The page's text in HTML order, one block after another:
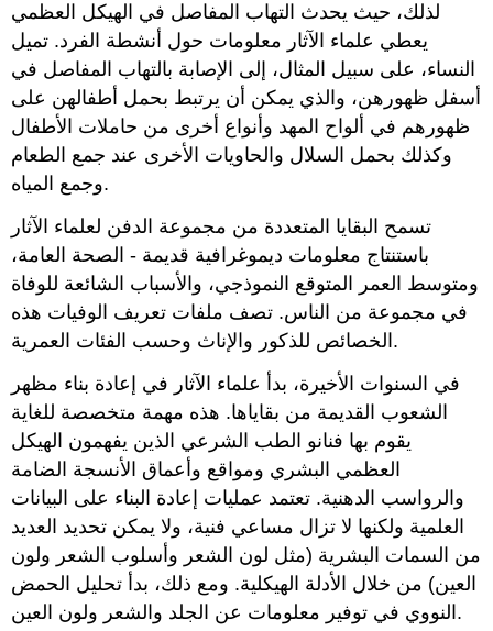
لذلك، حيث يحدث التهاب المفاصل في الهيكل العظمي
يعطي علماء الآثار معلومات حول أنشطة الفرد. تميل
النساء، على سبيل المثال، إلى الإصابة بالتهاب المفاصل في
أسفل ظهورهن، والذي يمكن أن يرتبط بحمل أطفالهن على
ظهورهم في ألواح المهد وأنواع أخرى من حاملات الأطفال
وكذلك بحمل السلال والحاويات الأخرى عند جمع الطعام
وجمع المياه.
تسمح البقايا المتعددة من مجموعة الدفن لعلماء الآثار
باستنتاج معلومات ديموغرافية قديمة - الصحة العامة،
ومتوسط العمر المتوقع النموذجي، والأسباب الشائعة للوفاة
في مجموعة من الناس. تصف ملفات تعريف الوفيات هذه
الخصائص للذكور والإناث وحسب الفئات العمرية.
في السنوات الأخيرة، بدأ علماء الآثار في إعادة بناء مظهر
الشعوب القديمة من بقاياها. هذه مهمة متخصصة للغاية
يقوم بها فنانو الطب الشرعي الذين يفهمون الهيكل
العظمي البشري ومواقع وأعماق الأنسجة الضامة
والرواسب الدهنية. تعتمد عمليات إعادة البناء على البيانات
العلمية ولكنها لا تزال مساعي فنية، ولا يمكن تحديد العديد
من السمات البشرية (مثل لون الشعر وأسلوب الشعر ولون
العين) من خلال الأدلة الهيكلية. ومع ذلك، بدأ تحليل الحمض
النووي في توفير معلومات عن الجلد والشعر ولون العين.